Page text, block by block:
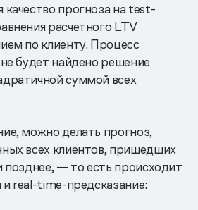
качество прогноза на test-
расчетного LTV
по клиенту. Процесс
будет найдено решение
суммой всех
можно делать прогноз,
всех клиентов, пришедших
позднее, — то есть происходит
real-time-предсказание: